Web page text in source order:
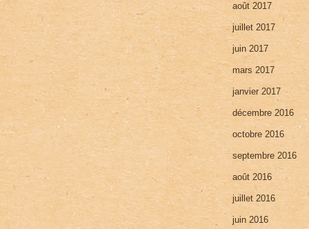
août 2017
juillet 2017
juin 2017
mars 2017
janvier 2017
décembre 2016
octobre 2016
septembre 2016
août 2016
juillet 2016
juin 2016